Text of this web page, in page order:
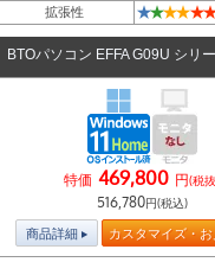
拡張性 ★★★★★★
BTOパソコン EFFA G09U シリ
特価 469,800 円(税
516,780円(税込)
商品詳細 カスタマイズ・